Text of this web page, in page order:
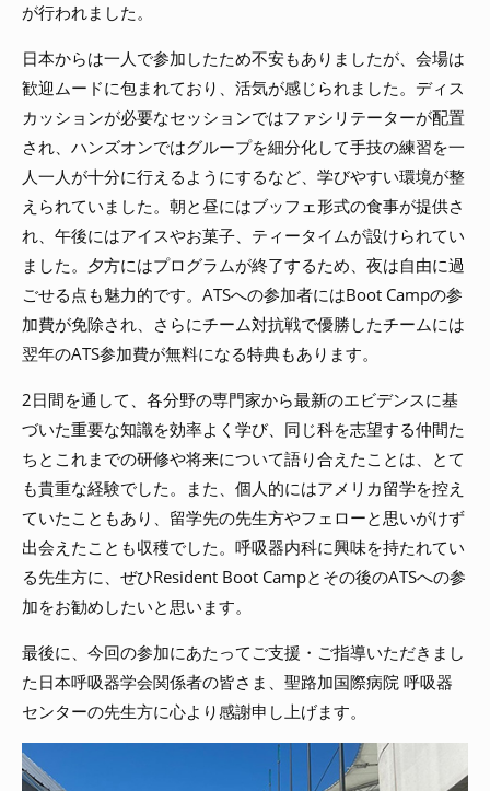
が行われました。
日本からは一人で参加したため不安もありましたが、会場は
歓迎ムードに包まれており、活気が感じられました。ディス
カッションが必要なセッションではファシリテーターが配置
され、ハンズオンではグループを細分化して手技の練習を一
人一人が十分に行えるようにするなど、学びやすい環境が整
えられていました。朝と昼にはブッフェ形式の食事が提供さ
れ、午後にはアイスやお菓子、ティータイムが設けられてい
ました。夕方にはプログラムが終了するため、夜は自由に過
ごせる点も魅力的です。ATSへの参加者にはBoot Campの参
加費が免除され、さらにチーム対抗戦で優勝したチームには
翌年のATS参加費が無料になる特典もあります。
2日間を通して、各分野の専門家から最新のエビデンスに基
づいた重要な知識を効率よく学び、同じ科を志望する仲間た
ちとこれまでの研修や将来について語り合えたことは、とて
も貴重な経験でした。また、個人的にはアメリカ留学を控え
ていたこともあり、留学先の先生方やフェローと思いがけず
出会えたことも収穫でした。呼吸器内科に興味を持たれてい
る先生方に、ぜひResident Boot Campとその後のATSへの参
加をお勧めしたいと思います。
最後に、今回の参加にあたってご支援・ご指導いただきまし
た日本呼吸器学会関係者の皆さま、聖路加国際病院 呼吸器
センターの先生方に心より感謝申し上げます。